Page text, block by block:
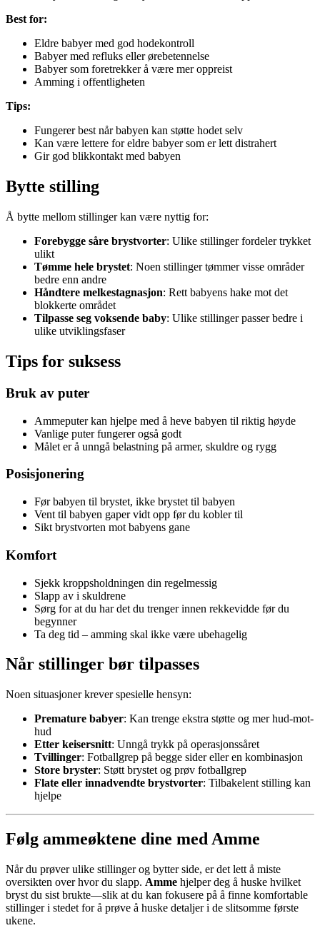
Best for:
Eldre babyer med god hodekontroll
Babyer med refluks eller ørebetennelse
Babyer som foretrekker å være mer oppreist
Amming i offentligheten
Tips:
Fungerer best når babyen kan støtte hodet selv
Kan være lettere for eldre babyer som er lett distrahert
Gir god blikkontakt med babyen
Bytte stilling
Å bytte mellom stillinger kan være nyttig for:
Forebygge såre brystvorter: Ulike stillinger fordeler trykket
ulikt
Tømme hele brystet: Noen stillinger tømmer visse områder
bedre enn andre
Håndtere melkestagnasjon: Rett babyens hake mot det
blokkerte området
Tilpasse seg voksende baby: Ulike stillinger passer bedre i
ulike utviklingsfaser
Tips for suksess
Bruk av puter
Ammeputer kan hjelpe med å heve babyen til riktig høyde
Vanlige puter fungerer også godt
Målet er å unngå belastning på armer, skuldre og rygg
Posisjonering
Før babyen til brystet, ikke brystet til babyen
Vent til babyen gaper vidt opp før du kobler til
Sikt brystvorten mot babyens gane
Komfort
Sjekk kroppsholdningen din regelmessig
Slapp av i skuldrene
Sørg for at du har det du trenger innen rekkevidde før du
begynner
Ta deg tid – amming skal ikke være ubehagelig
Når stillinger bør tilpasses
Noen situasjoner krever spesielle hensyn:
Premature babyer: Kan trenge ekstra støtte og mer hud-mot-
hud
Etter keisersnitt: Unngå trykk på operasjonssåret
Tvillinger: Fotballgrep på begge sider eller en kombinasjon
Store bryster: Støtt brystet og prøv fotballgrep
Flate eller innadvendte brystvorter: Tilbakelent stilling kan
hjelpe
Følg ammeøktene dine med Amme
Når du prøver ulike stillinger og bytter side, er det lett å miste
oversikten over hvor du slapp. Amme hjelper deg å huske hvilket
bryst du sist brukte—slik at du kan fokusere på å finne komfortable
stillinger i stedet for å prøve å huske detaljer i de slitsomme første
ukene.